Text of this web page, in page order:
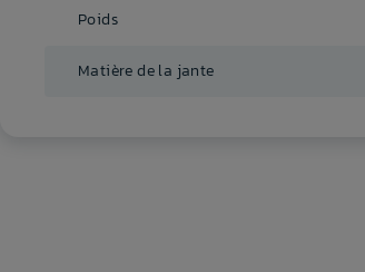
Poids
Matière de la jante